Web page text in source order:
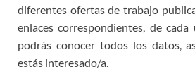
diferentes ofertas de trabajo
enlaces correspondientes, de cada
podrás conocer todos los datos,
estás interesado/a.